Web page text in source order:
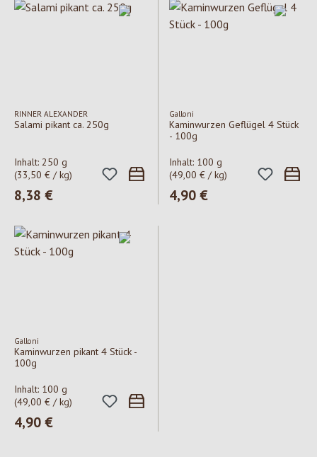
RINNER ALEXANDER
Salami pikant ca. 250g
Inhalt: 250 g
(33,50 € / kg)
Regulärer Preis:
8,38 €
Galloni
Kaminwurzen Geflügel 4 Stück
- 100g
Inhalt: 100 g
(49,00 € / kg)
Regulärer Preis:
4,90 €
Galloni
Kaminwurzen pikant 4 Stück -
100g
Inhalt: 100 g
(49,00 € / kg)
Regulärer Preis:
4,90 €